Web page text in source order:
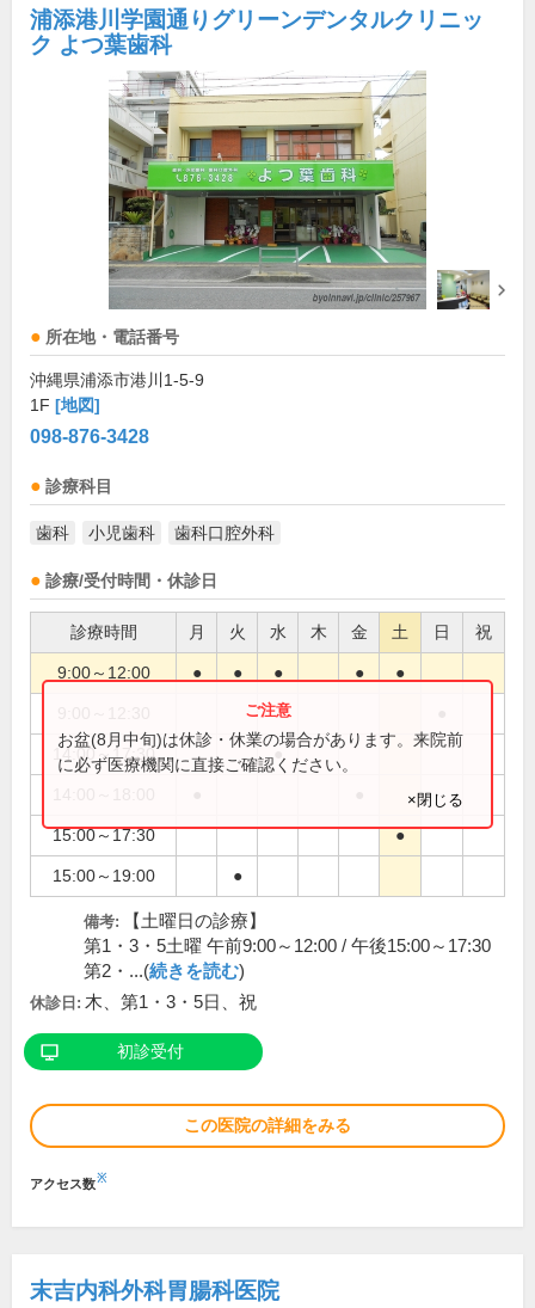
浦添港川学園通りグリーンデンタルクリニッ
ク よつ葉歯科
所在地・電話番号
沖縄県浦添市港川1-5-9
1F [地図]
098-876-3428
診療科目
歯科 小児歯科 歯科口腔外科
診療/受付時間・休診日
診療時間 月 火 水 木 金 土 日 祝
9:00～12:00 ● ● ● ● ●
14:00～17:30 ●
15:00～17:30 ●
15:00～19:00 ●
お盆(8月中旬)は休診・休業の場合があります。来院前
に必ず医療機関に直接ご確認ください。
×閉じる
備考:
【土曜日の診療】
第1・3・5土曜 午前9:00～12:00 / 午後15:00～17:30
第2・...(続きを読む)
休診日: 木、第1・3・5日、祝
初診受付
この医院の詳細をみる
アクセス数※
末吉内科外科胃腸科医院